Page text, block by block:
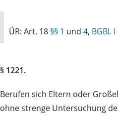
ÜR: Art. 18 §§ 1 und 4, BGBl.
§ 1221.
Berufen sich Eltern oder
ohne strenge Untersuchung